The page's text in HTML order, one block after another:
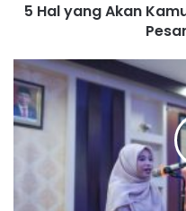
5 Hal yang Akan